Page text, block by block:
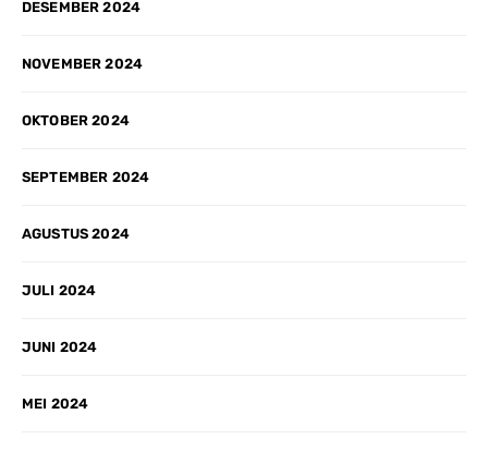
DESEMBER 2024
NOVEMBER 2024
OKTOBER 2024
SEPTEMBER 2024
AGUSTUS 2024
JULI 2024
JUNI 2024
MEI 2024